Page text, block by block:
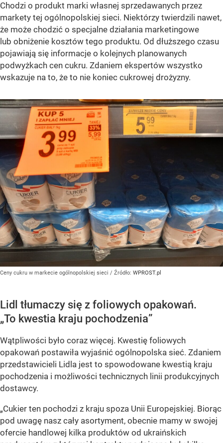
Chodzi o produkt marki własnej sprzedawanych przez
markety tej ogólnopolskiej sieci. Niektórzy twierdzili nawet,
że może chodzić o specjalne działania marketingowe
lub obniżenie kosztów tego produktu. Od dłuższego czasu
pojawiają się informacje o kolejnych planowanych
podwyżkach cen cukru. Zdaniem ekspertów wszystko
wskazuje na to, że to nie koniec cukrowej drożyzny.
Ceny cukru w markecie ogólnopolskiej sieci / Źródło: WPROST.pl
Lidl tłumaczy się z foliowych opakowań.
„To kwestia kraju pochodzenia”
Wątpliwości było coraz więcej. Kwestię foliowych
opakowań postawiła wyjaśnić ogólnopolska sieć. Zdaniem
przedstawicieli Lidla jest to spowodowane kwestią kraju
pochodzenia i możliwości technicznych linii produkcyjnych
dostawcy.
„Cukier ten pochodzi z kraju spoza Unii Europejskiej. Biorąc
pod uwagę nasz cały asortyment, obecnie mamy w swojej
ofercie handlowej kilka produktów od ukraińskich